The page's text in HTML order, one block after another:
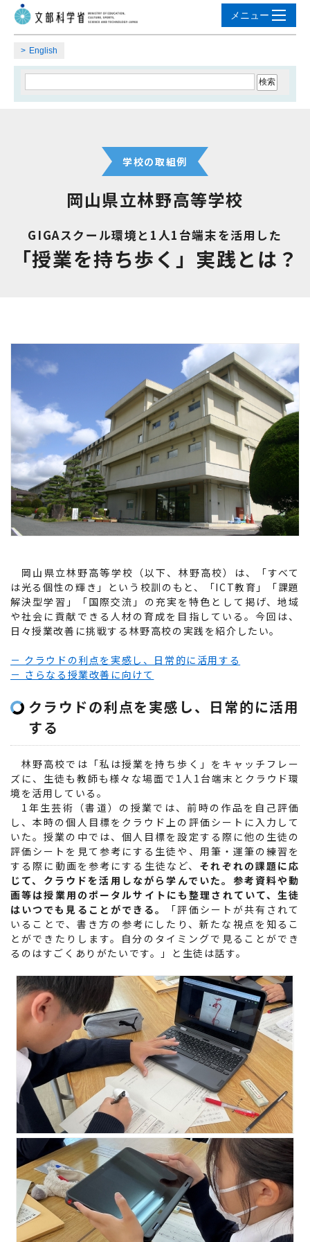
English
学校の取組例
岡山県立林野高等学校
GIGAスクール環境と1人1台端末を活用した
「授業を持ち歩く」実践とは？
岡山県立林野高等学校（以下、林野高校）は、「すべて
は光る個性の輝き」という校訓のもと、「ICT教育」「課題
解決型学習」「国際交流」の充実を特色として掲げ、地域
や社会に貢献できる人材の育成を目指している。今回は、
日々授業改善に挑戦する林野高校の実践を紹介したい。
－ クラウドの利点を実感し、日常的に活用する
－ さらなる授業改善に向けて
クラウドの利点を実感し、日常的に活用
する
林野高校では「私は授業を持ち歩く」をキャッチフレー
ズに、生徒も教師も様々な場面で1人1台端末とクラウド環
境を活用している。
1年生芸術（書道）の授業では、前時の作品を自己評価
し、本時の個人目標をクラウド上の評価シートに入力して
いた。授業の中では、個人目標を設定する際に他の生徒の
評価シートを見て参考にする生徒や、用筆・運筆の練習を
する際に動画を参考にする生徒など、 それぞれの課題に応
じて、クラウドを活用しながら学んでいた。参考資料や動
画等は授業用のポータルサイトにも整理されていて、生徒
はいつでも見ることができる。
「評価シートが共有されて
いることで、書き方の参考にしたり、新たな視点を知るこ
とができたりします。自分のタイミングで見ることができ
るのはすごくありがたいです。」と生徒は話す。